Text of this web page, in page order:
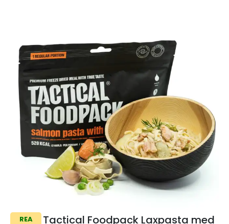
REA
Tactical Foodpack Laxpasta med